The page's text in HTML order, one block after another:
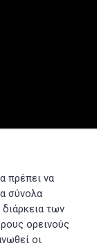
πρέπει να
σύνολα
των
ορεινούς
οι